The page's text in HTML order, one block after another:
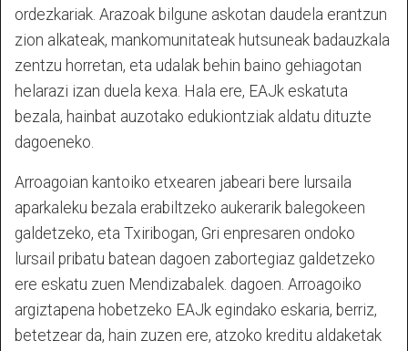
ordezkariak. Arazoak bilgune askotan daudela erantzun
zion alkateak, mankomunitateak hutsuneak badauzkala
zentzu horretan, eta udalak behin baino gehiagotan
helarazi izan duela kexa. Hala ere, EAJk eskatuta
bezala, hainbat auzotako edukiontziak aldatu dituzte
dagoeneko.
Arroagoian kantoiko etxearen jabeari bere lursaila
aparkaleku bezala erabiltzeko aukerarik balegokeen
galdetzeko, eta Txiribogan, Gri enpresaren ondoko
lursail pribatu batean dagoen zabortegiaz galdetzeko
ere eskatu zuen Mendizabalek. dagoen. Arroagoiko
argiztapena hobetzeko EAJk egindako eskaria, berriz,
betetzear da, hain zuzen ere, atzoko kreditu aldaketak